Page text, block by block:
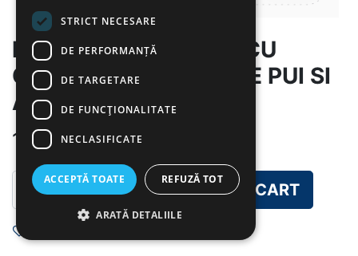
MD LAPTE, TARTINA CU
CASCAVAL, SUNCA DE PUI SI
ARDEI
10.00lei
ADD TO CART
STRICT NECESARE
DE PERFORMANȚĂ
DE TARGETARE
DE FUNCŢIONALITATE
NECLASIFICATE
ACCEPTĂ TOATE REFUZĂ TOT
ARATĂ DETALIILE